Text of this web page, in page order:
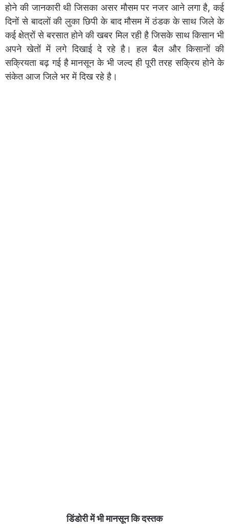
होने की जानकारी थी जिसका असर मौसम पर नजर आने लगा है, कई
दिनों से बादलों की लुका छिपी के बाद मौसम में ठंडक के साथ जिले के
कई क्षेत्रों से बरसात होने की खबर मिल रही है जिसके साथ किसान भी
अपने खेतों में लगे दिखाई दे रहे है। हल बैल और किसानों की
सक्रियता बढ़ गई है मानसून के भी जल्द ही पूरी तरह सक्रिय होने के
संकेत आज जिले भर में दिख रहे है।
डिंडोरी में भी मानसून कि दस्तक